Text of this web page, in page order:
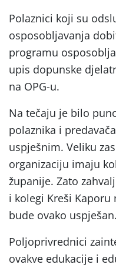
Polaznici koji su
osposobljavanja
programu
upis dopunske
na OPG-u.
Na tečaju je bilo
polaznika i
uspješnim. Veliku
organizaciju imaju
županije. Zato
i kolegi Kreši
bude ovako uspješan.
Poljoprivrednici
ovakve edukacije i